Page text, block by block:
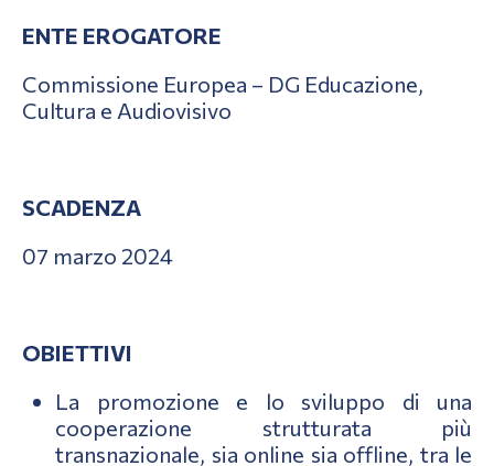
ENTE EROGATORE
Commissione Europea – DG Educazione,
Cultura e Audiovisivo
SCADENZA
07 marzo 2024
OBIETTIVI
La promozione e lo sviluppo di una
cooperazione strutturata più
transnazionale, sia online sia offline, tra le